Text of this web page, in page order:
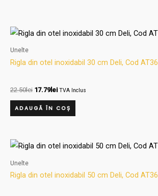
Unelte
Rigla din otel inoxidabil 30 cm Deli, Cod AT36
22.50lei
Prețul
22.50lei.
17.79lei
Prețul
TVA Inclus
ADAUGĂ ÎN COȘ
Unelte
Rigla din otel inoxidabil 50 cm Deli, Cod AT36
Prețul
35.00lei.
Prețul